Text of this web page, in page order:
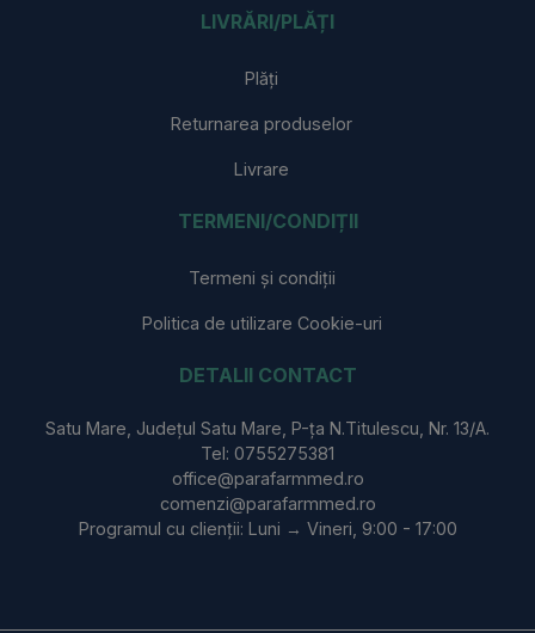
LIVRĂRI/PLĂȚI
Plăți
Returnarea produselor
Livrare
TERMENI/CONDIȚII
Termeni și condiții
Politica de utilizare Cookie-uri
DETALII CONTACT
Satu Mare, Județul Satu Mare, P-ța N.Titulescu, Nr. 13/A.
Tel: 0755275381
office@parafarmmed.ro
comenzi@parafarmmed.ro
Programul cu clienții: Luni → Vineri, 9:00 - 17:00